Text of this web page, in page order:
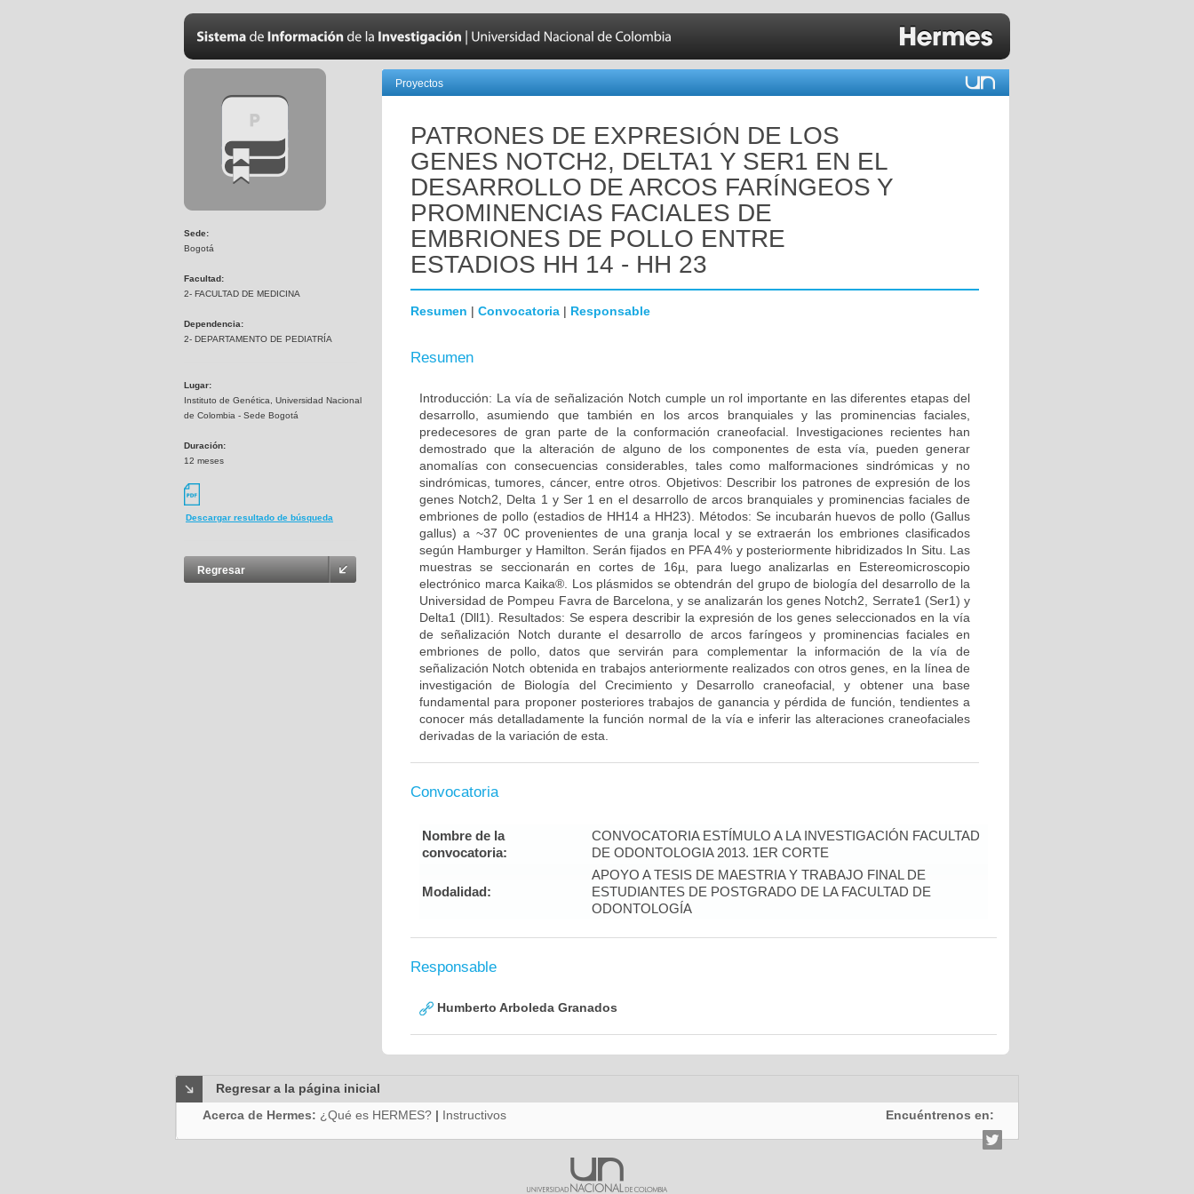
Sede:
Bogotá
Facultad:
2- FACULTAD DE MEDICINA
Dependencia:
2- DEPARTAMENTO DE PEDIATRÍA
Lugar:
Instituto de Genética, Universidad Nacional
de Colombia - Sede Bogotá
Duración:
12 meses
Descargar resultado de búsqueda
Regresar
Proyectos
PATRONES DE EXPRESIÓN DE LOS
GENES NOTCH2, DELTA1 Y SER1 EN EL
DESARROLLO DE ARCOS FARÍNGEOS Y
PROMINENCIAS FACIALES DE
EMBRIONES DE POLLO ENTRE
ESTADIOS HH 14 - HH 23
Resumen | Convocatoria | Responsable
Resumen
Introducción: La vía de señalización Notch cumple un rol importante en las diferentes etapas del
desarrollo, asumiendo que también en los arcos branquiales y las prominencias faciales,
predecesores de gran parte de la conformación craneofacial. Investigaciones recientes han
demostrado que la alteración de alguno de los componentes de esta vía, pueden generar
anomalías con consecuencias considerables, tales como malformaciones sindrómicas y no
sindrómicas, tumores, cáncer, entre otros. Objetivos: Describir los patrones de expresión de los
genes Notch2, Delta 1 y Ser 1 en el desarrollo de arcos branquiales y prominencias faciales de
embriones de pollo (estadios de HH14 a HH23). Métodos: Se incubarán huevos de pollo (Gallus
gallus) a ~37 0C provenientes de una granja local y se extraerán los embriones clasificados
según Hamburger y Hamilton. Serán fijados en PFA 4% y posteriormente hibridizados In Situ. Las
muestras se seccionarán en cortes de 16µ, para luego analizarlas en Estereomicroscopio
electrónico marca Kaika®. Los plásmidos se obtendrán del grupo de biología del desarrollo de la
Universidad de Pompeu Favra de Barcelona, y se analizarán los genes Notch2, Serrate1 (Ser1) y
Delta1 (Dll1). Resultados: Se espera describir la expresión de los genes seleccionados en la vía
de señalización Notch durante el desarrollo de arcos faríngeos y prominencias faciales en
embriones de pollo, datos que servirán para complementar la información de la vía de
señalización Notch obtenida en trabajos anteriormente realizados con otros genes, en la línea de
investigación de Biología del Crecimiento y Desarrollo craneofacial, y obtener una base
fundamental para proponer posteriores trabajos de ganancia y pérdida de función, tendientes a
conocer más detalladamente la función normal de la vía e inferir las alteraciones craneofaciales
derivadas de la variación de esta.
Convocatoria
Nombre de la
convocatoria:
CONVOCATORIA ESTÍMULO A LA INVESTIGACIÓN FACULTAD
DE ODONTOLOGIA 2013. 1ER CORTE
Modalidad:
APOYO A TESIS DE MAESTRIA Y TRABAJO FINAL DE
ESTUDIANTES DE POSTGRADO DE LA FACULTAD DE
ODONTOLOGÍA
Responsable
Humberto Arboleda Granados
Regresar a la página inicial
Acerca de Hermes: ¿Qué es HERMES? | Instructivos Encuéntrenos en: